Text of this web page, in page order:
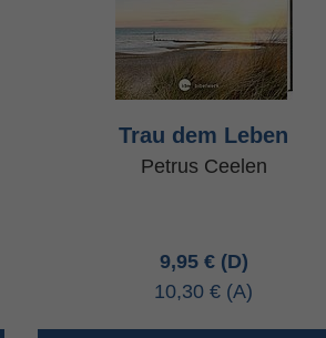
Trau dem Leben
Petrus Ceelen
9,95 €
10,30 €